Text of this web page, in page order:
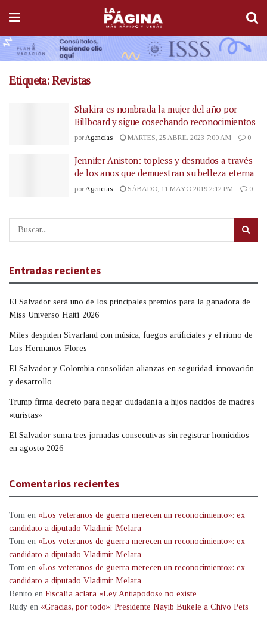
Etiqueta:Revistas
Shakira es nombrada la mujer del año por
Billboard y sigue cosechando reconocimientos
por Agencias MARTES, 25 ABRIL 2023 7:00 AM 0
Jennifer Aniston: topless y desnudos a través
de los años que demuestran su belleza eterna
porAgencias SÁBADO, 11 MAYO 2019 2:12 PM 0
Entradas recientes
El Salvador será uno de los principales premios para la ganadora de
Miss Universo Haití 2026
Miles despiden Sívarland con música, fuegos artificiales y el ritmo de
Los Hermanos Flores
El Salvador y Colombia consolidan alianzas en seguridad, innovación
y desarrollo
Trump firma decreto para negar ciudadanía a hijos nacidos de madres
«turistas»
El Salvador suma tres jornadas consecutivas sin registrar homicidios
en agosto 2026
Comentarios recientes
Tom en «Los veteranos de guerra merecen un reconocimiento»: ex
candidato a diputado Vladimir Melara
Tom en «Los veteranos de guerra merecen un reconocimiento»: ex
candidato a diputado Vladimir Melara
Tom en «Los veteranos de guerra merecen un reconocimiento»: ex
candidato a diputado Vladimir Melara
Benito en Fiscalía aclara «Ley Antiapodos» no existe
Rudy en «Gracias, por todo»: Presidente Nayib Bukele a Chivo Pets